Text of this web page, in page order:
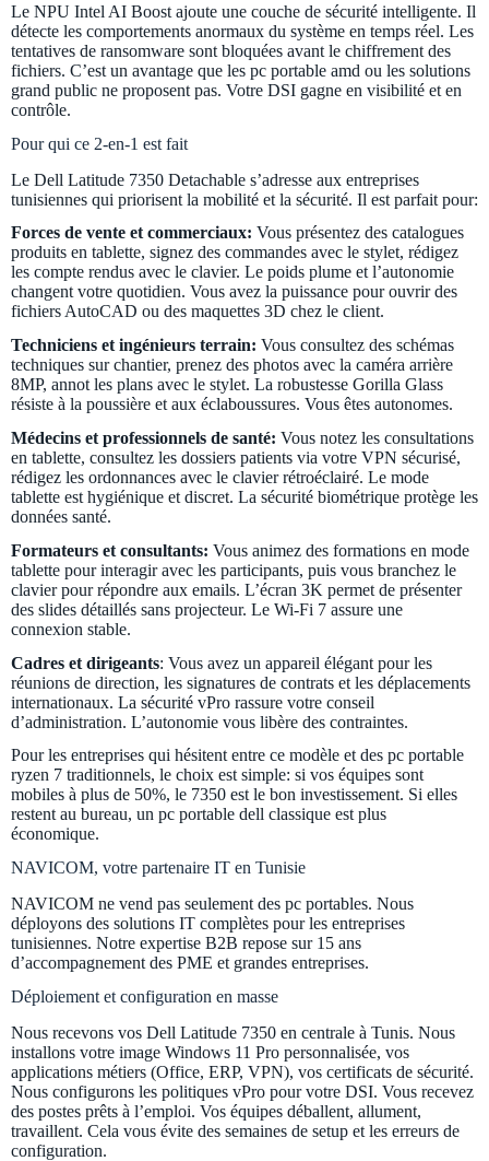
Le NPU Intel AI Boost ajoute une couche de sécurité intelligente. Il
détecte les comportements anormaux du système en temps réel. Les
tentatives de ransomware sont bloquées avant le chiffrement des
fichiers. C’est un avantage que les pc portable amd ou les solutions
grand public ne proposent pas. Votre DSI gagne en visibilité et en
contrôle.
Pour qui ce 2-en-1 est fait
Le Dell Latitude 7350 Detachable s’adresse aux entreprises
tunisiennes qui priorisent la mobilité et la sécurité. Il est parfait pour:
Forces de vente et commerciaux: Vous présentez des catalogues
produits en tablette, signez des commandes avec le stylet, rédigez
les compte rendus avec le clavier. Le poids plume et l’autonomie
changent votre quotidien. Vous avez la puissance pour ouvrir des
fichiers AutoCAD ou des maquettes 3D chez le client.
Techniciens et ingénieurs terrain: Vous consultez des schémas
techniques sur chantier, prenez des photos avec la caméra arrière
8MP, annot les plans avec le stylet. La robustesse Gorilla Glass
résiste à la poussière et aux éclaboussures. Vous êtes autonomes.
Médecins et professionnels de santé: Vous notez les consultations
en tablette, consultez les dossiers patients via votre VPN sécurisé,
rédigez les ordonnances avec le clavier rétroéclairé. Le mode
tablette est hygiénique et discret. La sécurité biométrique protège les
données santé.
Formateurs et consultants: Vous animez des formations en mode
tablette pour interagir avec les participants, puis vous branchez le
clavier pour répondre aux emails. L’écran 3K permet de présenter
des slides détaillés sans projecteur. Le Wi-Fi 7 assure une
connexion stable.
Cadres et dirigeants: Vous avez un appareil élégant pour les
réunions de direction, les signatures de contrats et les déplacements
internationaux. La sécurité vPro rassure votre conseil
d’administration. L’autonomie vous libère des contraintes.
Pour les entreprises qui hésitent entre ce modèle et des pc portable
ryzen 7 traditionnels, le choix est simple: si vos équipes sont
mobiles à plus de 50%, le 7350 est le bon investissement. Si elles
restent au bureau, un pc portable dell classique est plus
économique.
NAVICOM, votre partenaire IT en Tunisie
NAVICOM ne vend pas seulement des pc portables. Nous
déployons des solutions IT complètes pour les entreprises
tunisiennes. Notre expertise B2B repose sur 15 ans
d’accompagnement des PME et grandes entreprises.
Déploiement et configuration en masse
Nous recevons vos Dell Latitude 7350 en centrale à Tunis. Nous
installons votre image Windows 11 Pro personnalisée, vos
applications métiers (Office, ERP, VPN), vos certificats de sécurité.
Nous configurons les politiques vPro pour votre DSI. Vous recevez
des postes prêts à l’emploi. Vos équipes déballent, allument,
travaillent. Cela vous évite des semaines de setup et les erreurs de
configuration.